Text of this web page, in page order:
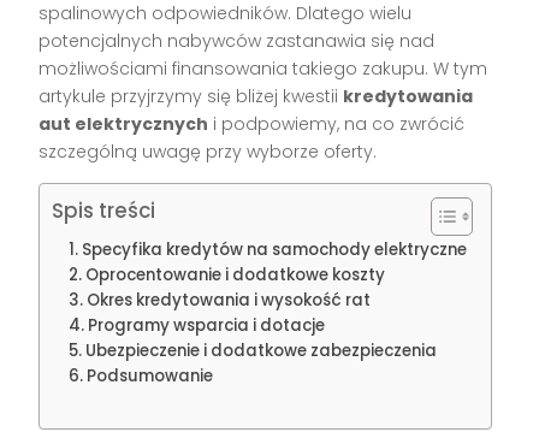
spalinowych odpowiedników. Dlatego wielu
potencjalnych nabywców zastanawia się nad
możliwościami finansowania takiego zakupu. W tym
artykule przyjrzymy się bliżej kwestii kredytowania
aut elektrycznych i podpowiemy, na co zwrócić
szczególną uwagę przy wyborze oferty.
Spis treści
Specyfika kredytów na samochody elektryczne
Oprocentowanie i dodatkowe koszty
Okres kredytowania i wysokość rat
Programy wsparcia i dotacje
Ubezpieczenie i dodatkowe zabezpieczenia
Podsumowanie